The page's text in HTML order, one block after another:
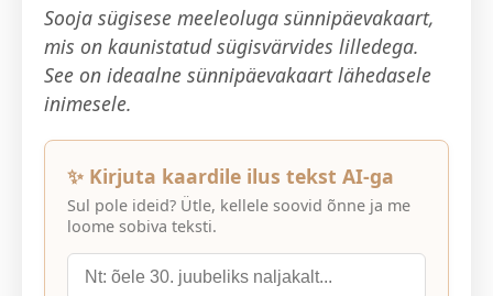
Sooja sügisese meeleoluga sünnipäevakaart,
mis on kaunistatud sügisvärvides lilledega.
See on ideaalne sünnipäevakaart lähedasele
inimesele.
✨ Kirjuta kaardile ilus tekst AI-ga
Sul pole ideid? Ütle, kellele soovid õnne ja me
loome sobiva teksti.